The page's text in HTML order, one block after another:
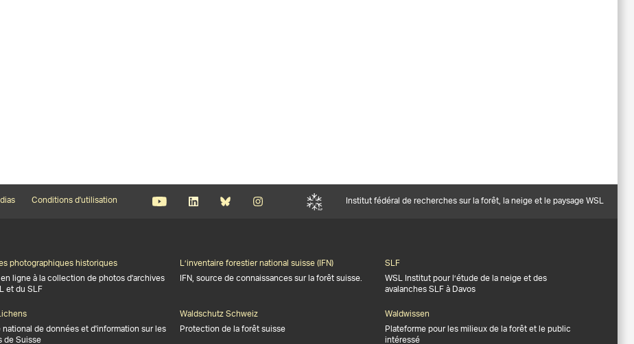
Conditions d'utilisation Institut fédéral de recherches sur la forêt, la neige et le paysage WSL
photographiques historiques
ligne à la collection de photos d'archives
et du SLF
L’inventaire forestier national suisse (IFN)
IFN, source de connaissances sur la forêt suisse.
SLF
WSL Institut pour l’étude de la neige et des
avalanches SLF à Davos
de données et d'information sur les
Suisse
Waldschutz Schweiz
Protection de la forêt suisse
Waldwissen
Plateforme pour les milieux de la forêt et le public
intéressé